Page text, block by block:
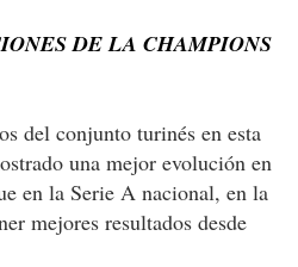
DE LA CHAMPIONS
del conjunto turinés en esta
una mejor evolución en
en la Serie A nacional, en la
mejores resultados desde